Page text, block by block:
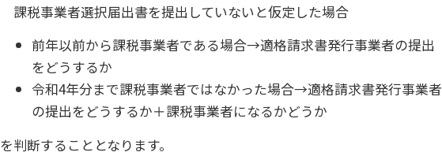
課税事業者選択届出書を提出していないと仮定した場合
前年以前から課税事業者である場合→適格請求書発行事業者の提出
をどうするか
令和4年分まで課税事業者ではなかった場合→適格請求書発行事業者
の提出をどうするか＋課税事業者になるかどうか
を判断することとなります。